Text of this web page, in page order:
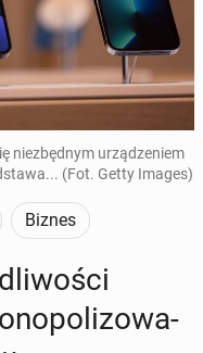
niezbędnym urządzeniem
(Fot. Getty Images)
Biznes